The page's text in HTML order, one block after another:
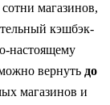
магазинов,
кэшбэк-
настоящему
вернуть до
магазинов и